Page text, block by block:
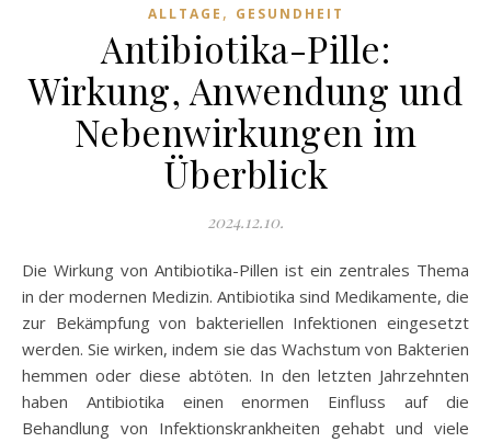
ALLTAGE , GESUNDHEIT
Antibiotika-Pille:
Wirkung, Anwendung und
Nebenwirkungen im
Überblick
2024.12.10.
Die Wirkung von Antibiotika-Pillen ist ein zentrales Thema
in der modernen Medizin. Antibiotika sind Medikamente, die
zur Bekämpfung von bakteriellen Infektionen eingesetzt
werden. Sie wirken, indem sie das Wachstum von Bakterien
hemmen oder diese abtöten. In den letzten Jahrzehnten
haben Antibiotika einen enormen Einfluss auf die
Behandlung von Infektionskrankheiten gehabt und viele